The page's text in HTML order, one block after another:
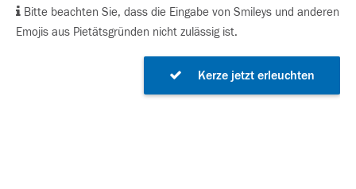
Bitte beachten Sie, dass die Eingabe von Smileys und anderen
Emojis aus Pietätsgründen nicht zulässig ist.
Kerze jetzt erleuchten